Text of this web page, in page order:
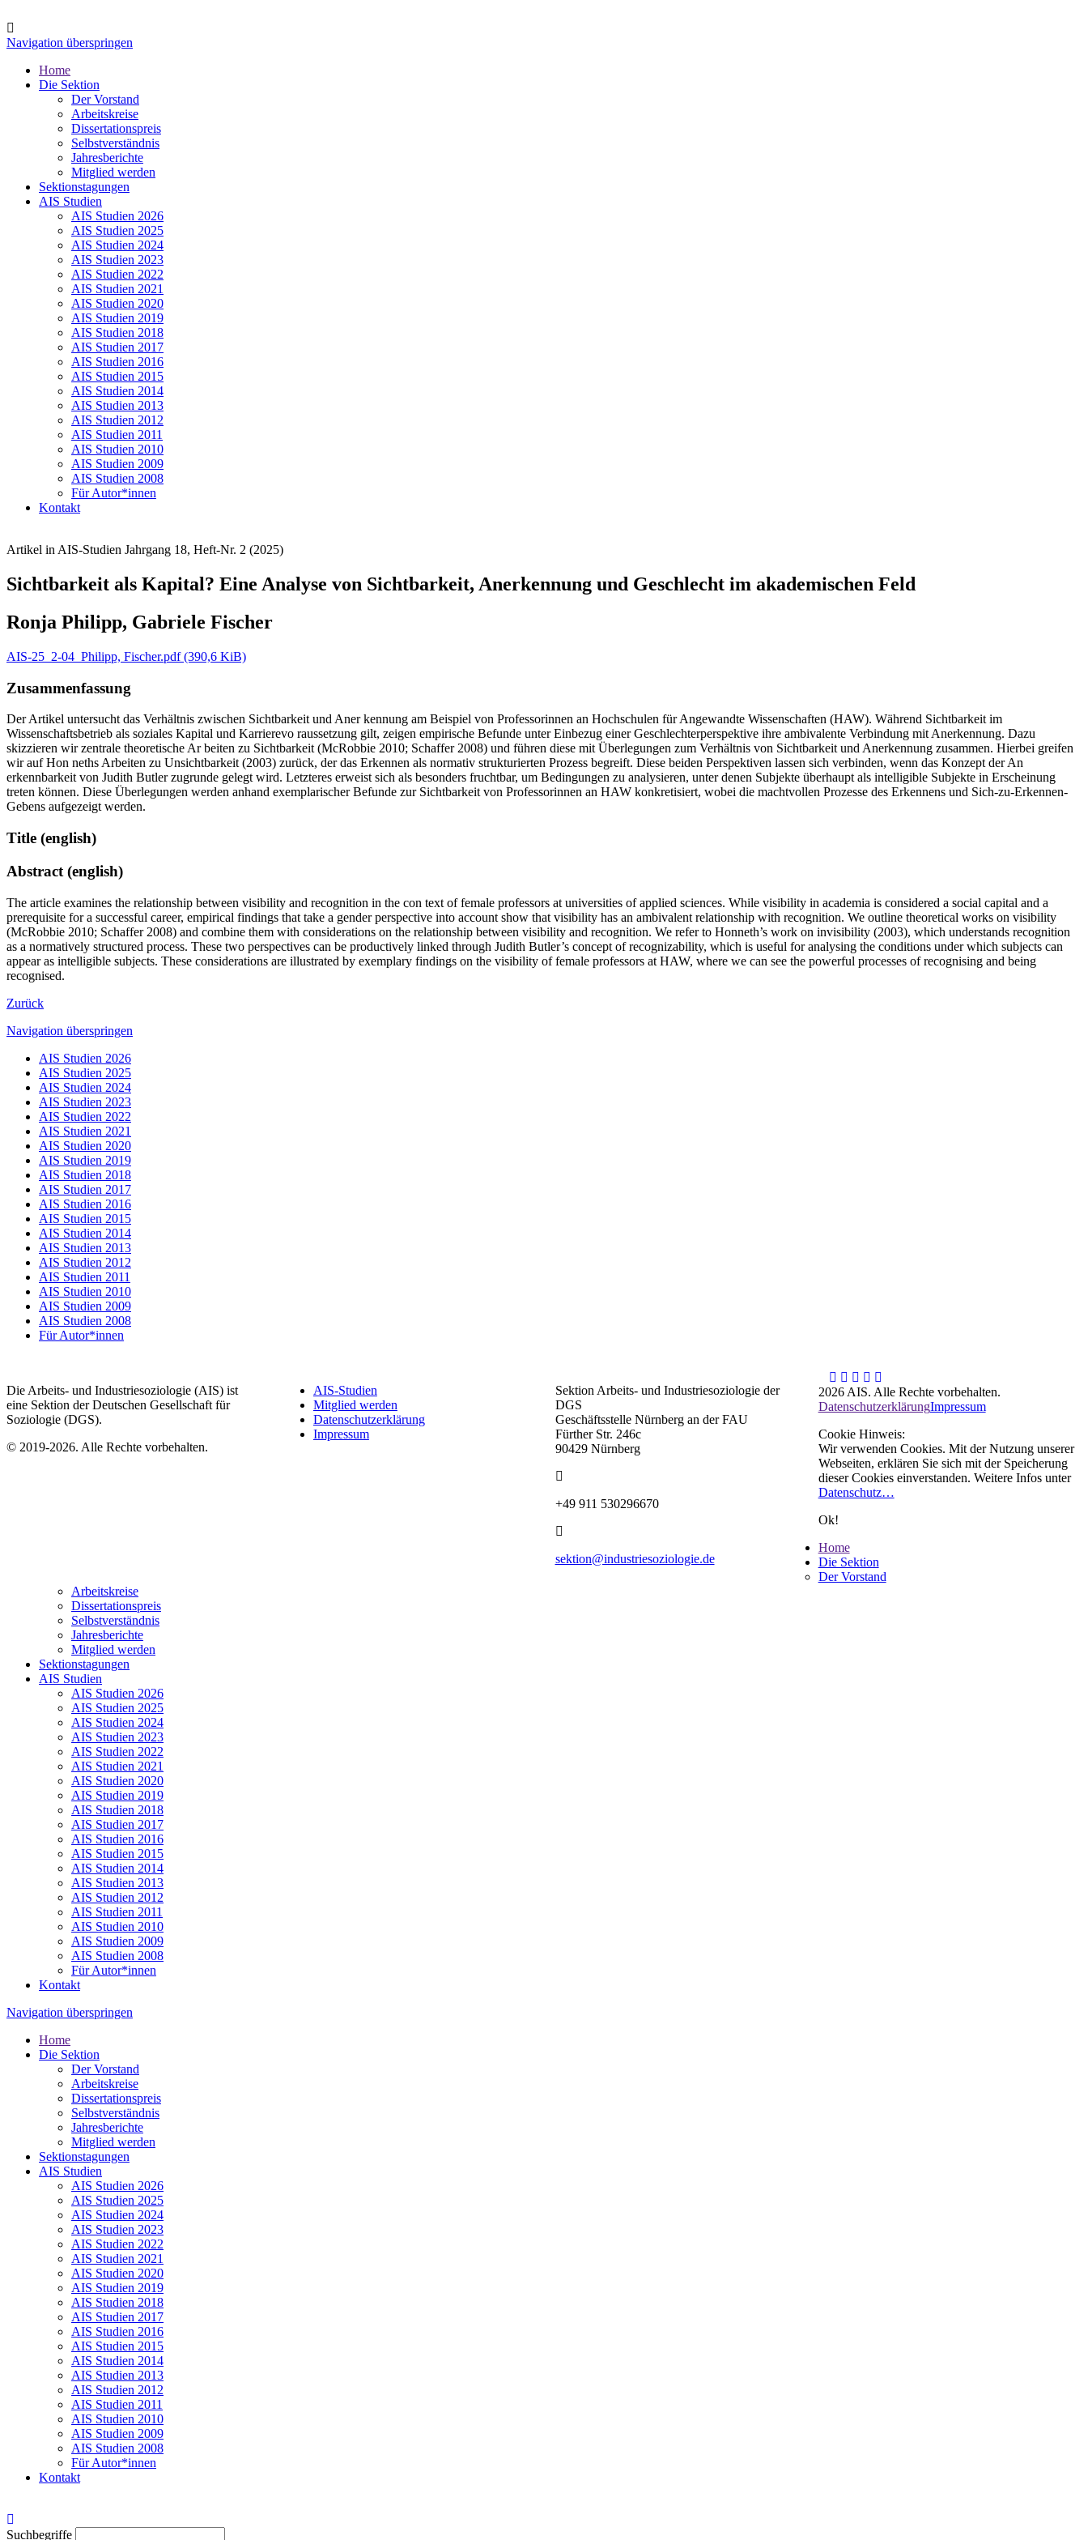
Navigation überspringen
Home
Die Sektion
Der Vorstand
Arbeitskreise
Dissertationspreis
Selbstverständnis
Jahresberichte
Mitglied werden
Sektionstagungen
AIS Studien
AIS Studien 2026
AIS Studien 2025
AIS Studien 2024
AIS Studien 2023
AIS Studien 2022
AIS Studien 2021
AIS Studien 2020
AIS Studien 2019
AIS Studien 2018
AIS Studien 2017
AIS Studien 2016
AIS Studien 2015
AIS Studien 2014
AIS Studien 2013
AIS Studien 2012
AIS Studien 2011
AIS Studien 2010
AIS Studien 2009
AIS Studien 2008
Für Autor*innen
Kontakt
Artikel in AIS-Studien Jahrgang 18, Heft-Nr. 2 (2025)
Sichtbarkeit als Kapital? Eine Analyse von Sichtbarkeit, Anerkennung und Geschlecht im akademischen Feld
Ronja Philipp, Gabriele Fischer
AIS-25_2-04_Philipp, Fischer.pdf(390,6 KiB)
Zusammenfassung
Der Artikel untersucht das Verhältnis zwischen Sichtbarkeit und Aner kennung am Beispiel von Professorinnen an Hochschulen für Angewandte Wissenschaften (HAW). Während Sichtbarkeit im
Wissenschaftsbetrieb als soziales Kapital und Karrierevo raussetzung gilt, zeigen empirische Befunde unter Einbezug einer Geschlechterperspektive ihre ambivalente Verbindung mit Anerkennung. Dazu
skizzieren wir zentrale theoretische Ar beiten zu Sichtbarkeit (McRobbie 2010; Schaffer 2008) und führen diese mit Überlegungen zum Verhältnis von Sichtbarkeit und Anerkennung zusammen. Hierbei greifen
wir auf Hon neths Arbeiten zu Unsichtbarkeit (2003) zurück, der das Erkennen als normativ strukturierten Prozess begreift. Diese beiden Perspektiven lassen sich verbinden, wenn das Konzept der An
erkennbarkeit von Judith Butler zugrunde gelegt wird. Letzteres erweist sich als besonders fruchtbar, um Bedingungen zu analysieren, unter denen Subjekte überhaupt als intelligible Subjekte in Erscheinung
treten können. Diese Überlegungen werden anhand exemplarischer Befunde zur Sichtbarkeit von Professorinnen an HAW konkretisiert, wobei die machtvollen Prozesse des Erkennens und Sich-zu-Erkennen-
Gebens aufgezeigt werden.
Title (english)
Abstract (english)
The article examines the relationship between visibility and recognition in the con text of female professors at universities of applied sciences. While visibility in academia is considered a social capital and a
prerequisite for a successful career, empirical findings that take a gender perspective into account show that visibility has an ambivalent relationship with recognition. We outline theoretical works on visibility
(McRobbie 2010; Schaffer 2008) and combine them with considerations on the relationship between visibility and recognition. We refer to Honneth’s work on invisibility (2003), which understands recognition
as a normatively structured process. These two perspectives can be productively linked through Judith Butler’s concept of recognizability, which is useful for analysing the conditions under which subjects can
appear as intelligible subjects. These considerations are illustrated by exemplary findings on the visibility of female professors at HAW, where we can see the powerful processes of recognising and being
recognised.
Zurück
Navigation überspringen
AIS Studien 2026
AIS Studien 2025
AIS Studien 2024
AIS Studien 2023
AIS Studien 2022
AIS Studien 2021
AIS Studien 2020
AIS Studien 2019
AIS Studien 2018
AIS Studien 2017
AIS Studien 2016
AIS Studien 2015
AIS Studien 2014
AIS Studien 2013
AIS Studien 2012
AIS Studien 2011
AIS Studien 2010
AIS Studien 2009
AIS Studien 2008
Für Autor*innen
Die Arbeits- und Industriesoziologie (AIS) ist
eine Sektion der Deutschen Gesellschaft für
Soziologie (DGS).
© 2019-2026. Alle Rechte vorbehalten.
AIS-Studien
Mitglied werden
Datenschutzerklärung
Impressum
Sektion Arbeits- und Industriesoziologie der
DGS
Geschäftsstelle Nürnberg an der FAU
Fürther Str. 246c
90429 Nürnberg
+49 911 530296670
sektion@industriesoziologie.de
2026 AIS. Alle Rechte vorbehalten.
DatenschutzerklärungImpressum
Cookie Hinweis:
Wir verwenden Cookies. Mit der Nutzung unserer
Webseiten, erklären Sie sich mit der Speicherung
dieser Cookies einverstanden. Weitere Infos unter
Datenschutz…
Ok!
Home
Die Sektion
Der Vorstand
Arbeitskreise
Dissertationspreis
Selbstverständnis
Jahresberichte
Mitglied werden
Sektionstagungen
AIS Studien
AIS Studien 2026
AIS Studien 2025
AIS Studien 2024
AIS Studien 2023
AIS Studien 2022
AIS Studien 2021
AIS Studien 2020
AIS Studien 2019
AIS Studien 2018
AIS Studien 2017
AIS Studien 2016
AIS Studien 2015
AIS Studien 2014
AIS Studien 2013
AIS Studien 2012
AIS Studien 2011
AIS Studien 2010
AIS Studien 2009
AIS Studien 2008
Für Autor*innen
Kontakt
Navigation überspringen
Home
Die Sektion
Der Vorstand
Arbeitskreise
Dissertationspreis
Selbstverständnis
Jahresberichte
Mitglied werden
Sektionstagungen
AIS Studien
AIS Studien 2026
AIS Studien 2025
AIS Studien 2024
AIS Studien 2023
AIS Studien 2022
AIS Studien 2021
AIS Studien 2020
AIS Studien 2019
AIS Studien 2018
AIS Studien 2017
AIS Studien 2016
AIS Studien 2015
AIS Studien 2014
AIS Studien 2013
AIS Studien 2012
AIS Studien 2011
AIS Studien 2010
AIS Studien 2009
AIS Studien 2008
Für Autor*innen
Kontakt
Suchbegriffe